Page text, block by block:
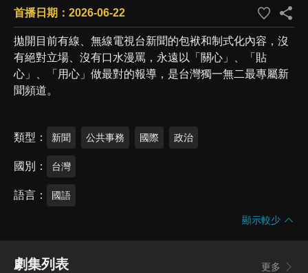
首播日期：2026-06-22
拋開目前有線、無線電視台新聞的包袱和制式化內容，沒
有絕對立場、沒有口水漫罵，永遠以「關心」、「貼
心」、「用心」做最對的報導，是台灣獨一無二最專屬新
聞頻道。
類型 新聞 公共事務 國際 政治
國別 台灣
語言 國語
顯示較少
劇集列表 更多